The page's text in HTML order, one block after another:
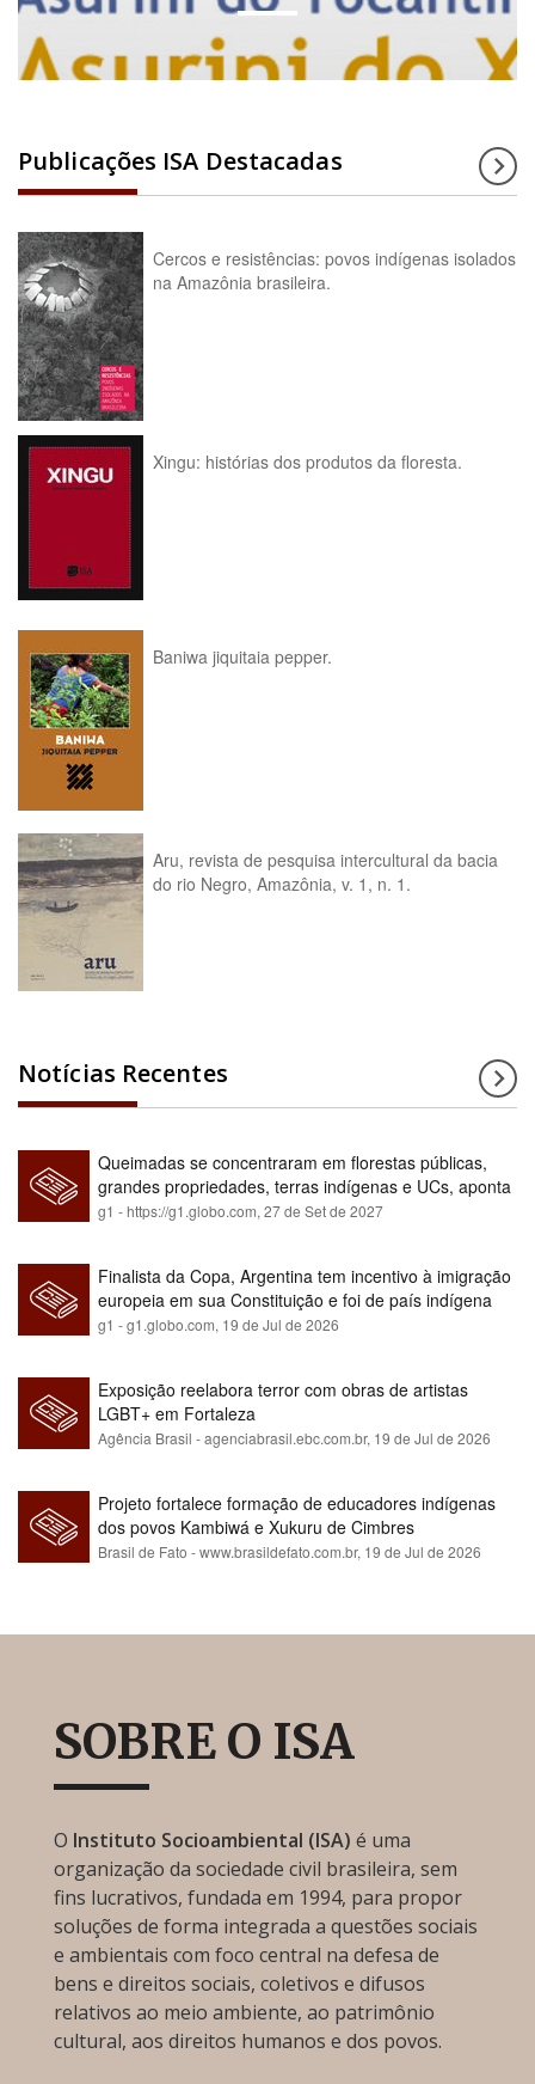
Publicações ISA Destacadas
Cercos e resistências: povos indígenas isolados
na Amazônia brasileira.
Xingu: histórias dos produtos da floresta.
Baniwa jiquitaia pepper.
Aru, revista de pesquisa intercultural da bacia
do rio Negro, Amazônia, v. 1, n. 1.
Notícias Recentes
Queimadas se concentraram em florestas públicas,
grandes propriedades, terras indígenas e UCs, aponta
relatório
g1 - https://g1.globo.com,27 de Set de 2027
Finalista da Copa, Argentina tem incentivo à imigração
europeia em sua Constituição e foi de país indígena
para maioria branca
g1 - g1.globo.com, 19 de Jul de 2026
Exposição reelabora terror com obras de artistas
LGBT+ em Fortaleza
Agência Brasil - agenciabrasil.ebc.com.br, 19 de Jul de 2026
Projeto fortalece formação de educadores indígenas
dos povos Kambiwá e Xukuru de Cimbres
Brasil de Fato - www.brasildefato.com.br, 19 de Jul de 2026
SOBRE O ISA
O Instituto Socioambiental (ISA) é uma
organização da sociedade civil brasileira, sem
fins lucrativos, fundada em 1994, para propor
soluções de forma integrada a questões sociais
e ambientais com foco central na defesa de
bens e direitos sociais, coletivos e difusos
relativos ao meio ambiente, ao patrimônio
cultural, aos direitos humanos e dos povos.